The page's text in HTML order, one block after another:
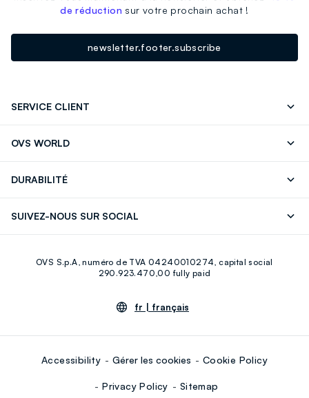
de réduction sur votre prochain achat !
newsletter.footer.subscribe
SERVICE CLIENT
OVS WORLD
DURABILITÉ
SUIVEZ-NOUS SUR SOCIAL
Youtube Linkedin
OVS S.p.A, numéro de TVA 04240010274, capital social
290.923.470,00 fully paid
fr | français
Accessibility Gérer les cookies Cookie Policy
Privacy Policy Sitemap